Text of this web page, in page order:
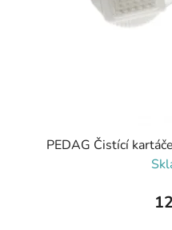
PEDAG Čistící